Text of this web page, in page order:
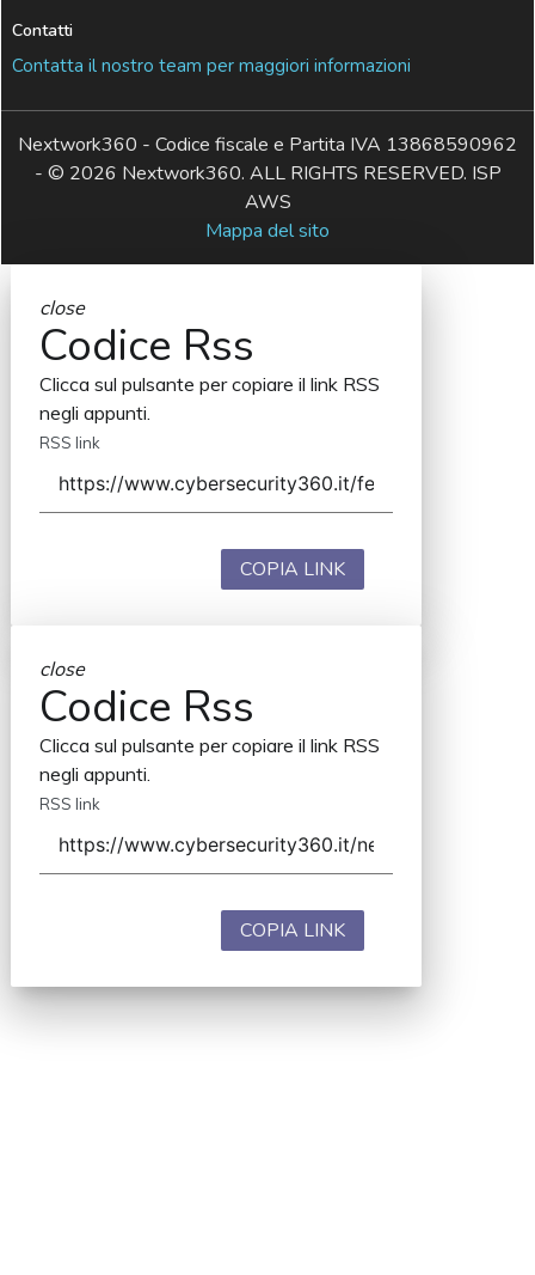
Contatti
Contatta il nostro team per maggiori informazioni
Nextwork360 - Codice fiscale e Partita IVA 13868590962
- © 2026 Nextwork360. ALL RIGHTS RESERVED. ISP
AWS
Mappa del sito
close
Codice Rss
Clicca sul pulsante per copiare il link RSS
negli appunti.
RSS link
COPIA LINK
close
Codice Rss
Clicca sul pulsante per copiare il link RSS
negli appunti.
RSS link
COPIA LINK